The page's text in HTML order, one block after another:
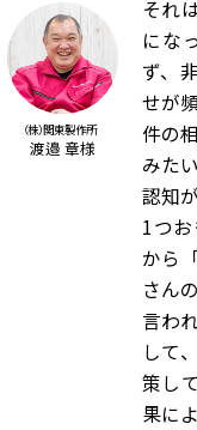
（株）関東製作所
渡邉 章様
それ
にな
ず、
せが
件の
みた
認知
1つ
から
さん
言わ
して
策し
果に